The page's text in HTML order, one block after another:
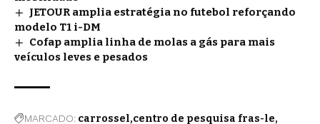
JETOUR amplia estratégia no futebol reforçando
modelo T1 i-DM
Cofap amplia linha de molas a gás para mais
veículos leves e pesados
MARCADO: carrossel centro de pesquisa fras-le